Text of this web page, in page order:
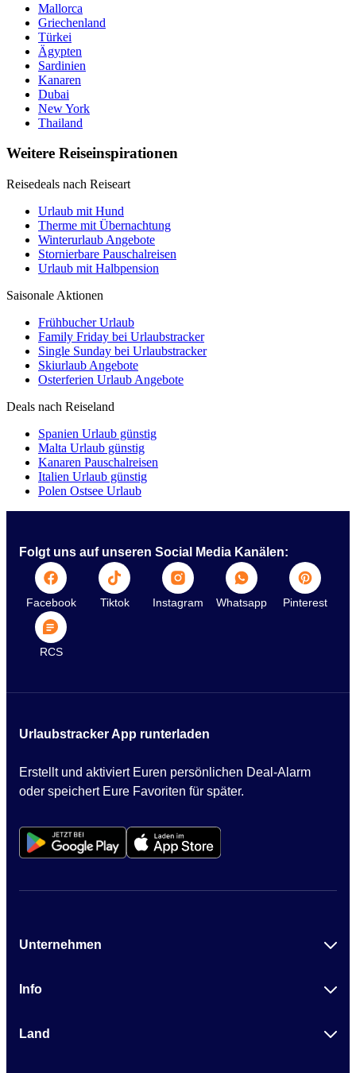
Mallorca
Griechenland
Türkei
Ägypten
Sardinien
Kanaren
Dubai
New York
Thailand
Weitere Reiseinspirationen
Reisedeals nach Reiseart
Urlaub mit Hund
Therme mit Übernachtung
Winterurlaub Angebote
Stornierbare Pauschalreisen
Urlaub mit Halbpension
Saisonale Aktionen
Frühbucher Urlaub
Family Friday bei Urlaubstracker
Single Sunday bei Urlaubstracker
Skiurlaub Angebote
Osterferien Urlaub Angebote
Deals nach Reiseland
Spanien Urlaub günstig
Malta Urlaub günstig
Kanaren Pauschalreisen
Italien Urlaub günstig
Polen Ostsee Urlaub